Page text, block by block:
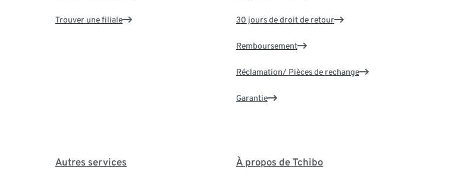
Trouver une filiale 30 jours de droit de retour
Remboursement
Réclamation/ Pièces de rechange
Garantie
Autres services À propos de Tchibo